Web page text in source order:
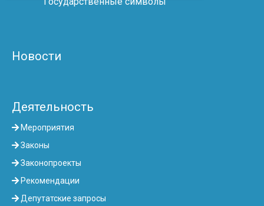
Новости
Деятельность
Мероприятия
Законы
Законопроекты
Рекомендации
Депутатские запросы